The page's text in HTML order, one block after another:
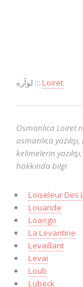
لوآره ::: Loiret
Osmanlıca Loiret
osmanlıca
kelimelerin
hakkında bilgi
Loiseleur Des
Louande
Loango
La Levantine
Levaillant
Levai
Loub
Lübeck